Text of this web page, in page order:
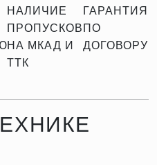
НАЛИЧИЕ
ПРОПУСКОВ
НА МКАД И
ТТК
ГАРАНТИЯ
ПО
ДОГОВОРУ